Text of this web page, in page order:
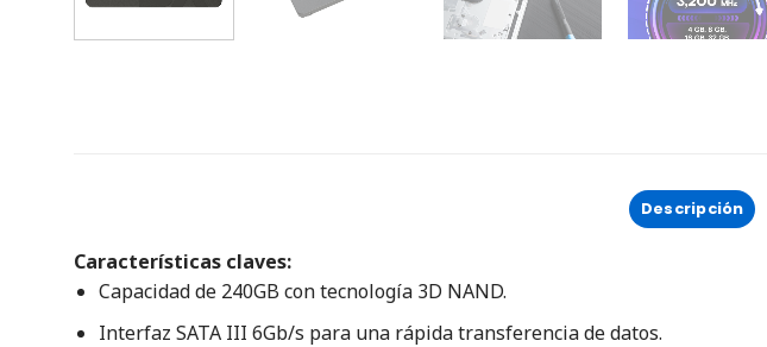
Descripción
Características claves:
Capacidad de 240GB con tecnología 3D NAND.
Interfaz SATA III 6Gb/s para una rápida transferencia de datos.